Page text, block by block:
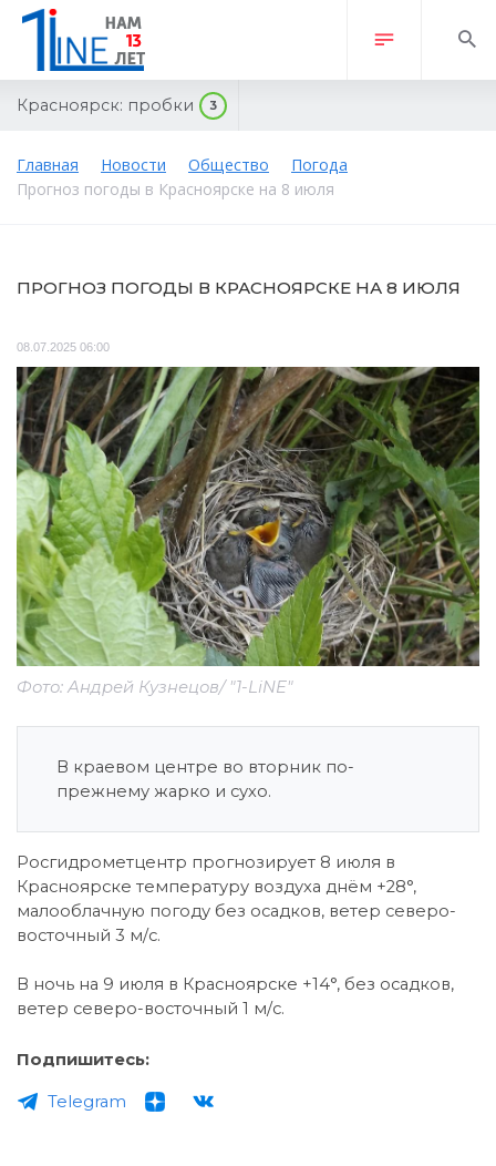
Красноярск: пробки 3
Главная Новости Общество
Погода
Прогноз погоды в Красноярске на 8 июля
ПРОГНОЗ ПОГОДЫ В КРАСНОЯРСКЕ НА 8 ИЮЛЯ
08.07.2025 06:00
Фото: Андрей Кузнецов/ "1-LiNE"
В краевом центре во вторник по-
прежнему жарко и сухо.
Росгидрометцентр прогнозирует 8 июля в
Красноярске температуру воздуха днём +28°,
малооблачную погоду без осадков, ветер северо-
восточный 3 м/с.
В ночь на 9 июля в Красноярске +14°, без осадков,
ветер северо-восточный 1 м/с.
Подпишитесь:
Telegram